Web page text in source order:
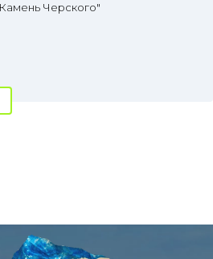
Черского"